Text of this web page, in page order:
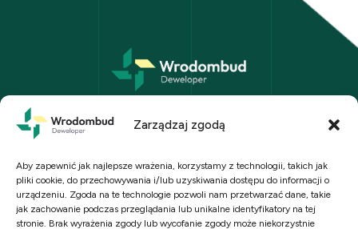
Zarządzaj zgodą
Aby zapewnić jak najlepsze wrażenia, korzystamy z technologii, takich jak
pliki cookie, do przechowywania i/lub uzyskiwania dostępu do informacji o
urządzeniu. Zgoda na te technologie pozwoli nam przetwarzać dane, takie
jak zachowanie podczas przeglądania lub unikalne identyfikatory na tej
stronie. Brak wyrażenia zgody lub wycofanie zgody może niekorzystnie
ul. Kościuszki 108a/4, 50-441 Wrocław
Polityka prywatności
+48 723 030 443